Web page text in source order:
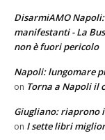
DisarmiAMO
manifestanti - La
non è fuori pericolo
Napoli: lungomare
on Torna a Napoli il
Giugliano: riaprono i
on I sette libri